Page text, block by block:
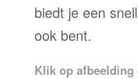
biedt je een
ook bent.
Klik op